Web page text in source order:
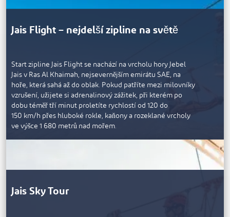
Jais Flight – nejdelší zipline na světě
Start zipline Jais Flight se nachází na vrcholu hory Jebel
Jais v Ras Al Khaimah, nejsevernějším emirátu SAE, na
hoře, která sahá až do oblak. Pokud patříte mezi milovníky
vzrušení, užijete si adrenalinový zážitek, při kterém po
dobu téměř tří minut proletíte rychlostí od 120 do
150 km/h přes hluboké rokle, kaňony a rozeklané vrcholy
ve výšce 1 680 metrů nad mořem.
Od otevření v roce 2018 si Jais Flight vyzkoušelo více než
Jais Sky Tour